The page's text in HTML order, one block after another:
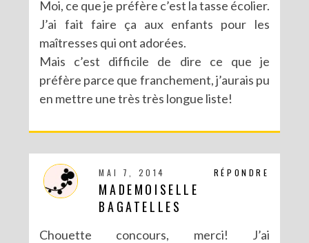
Moi, ce que je préfère c’est la tasse écolier.
J’ai fait faire ça aux enfants pour les
maîtresses qui ont adorées.
Mais c’est difficile de dire ce que je
préfère parce que franchement, j’aurais pu
en mettre une très très longue liste!
RÉPONDRE
MAI 7, 2014
MADEMOISELLE
BAGATELLES
Chouette concours, merci! J’ai